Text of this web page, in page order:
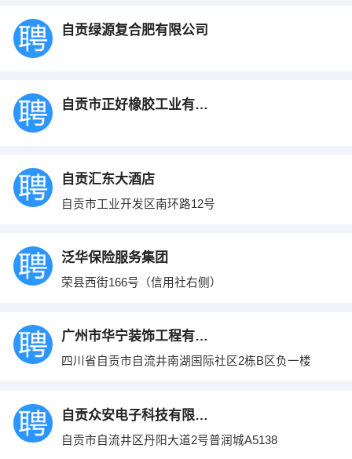
自贡绿源复合肥有限公司
自贡市正好橡胶工业有限公司
自贡汇东大酒店
自贡市工业开发区南环路12号
泛华保险服务集团
荣县西街166号（信用社右侧）
广州市华宁装饰工程有限公司自贡高新分公司
四川省自贡市自流井南湖国际社区2栋B区负一楼
自贡众安电子科技有限公司
自贡市自流井区丹阳大道2号普润城A5138